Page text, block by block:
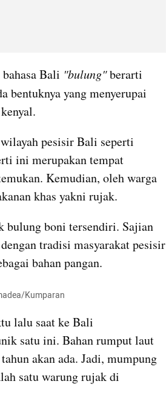
Bali "bulung" berarti
bentuknya yang menyerupai
pesisir Bali seperti
ini merupakan tempat
Kemudian, oleh warga
khas yakni rujak.
boni tersendiri. Sajian
tradisi masyarakat pesisir
bahan pangan.
Kumparan
lalu saat ke Bali
satu ini. Bahan rumput laut
akan ada. Jadi, mumpung
satu warung rujak di